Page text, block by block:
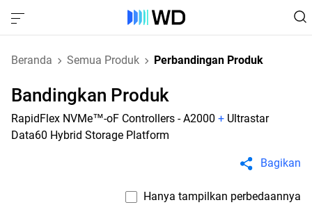
Beranda Semua Produk Perbandingan Produk
Bandingkan Produk
RapidFlex NVMe™-oF Controllers - A2000 + Ultrastar
Data60 Hybrid Storage Platform
Bagikan
Hanya tampilkan perbedaannya